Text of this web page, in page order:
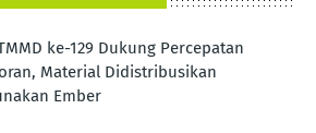
ke-129 Dukung Percepatan
Material Didistribusikan
Ember